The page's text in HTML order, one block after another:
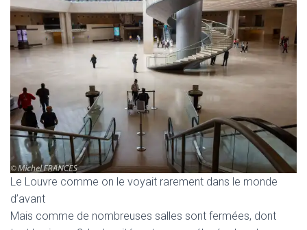
Le Louvre comme on le voyait rarement dans le monde
d’avant
Mais comme de nombreuses salles sont fermées, dont